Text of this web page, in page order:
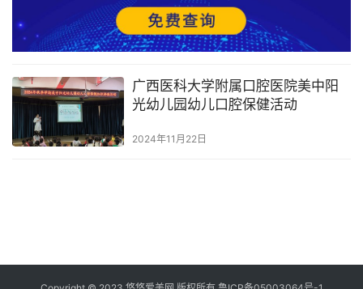
广西医科大学附属口腔医院美中阳
光幼儿园幼儿口腔保健活动
2024年11月22日